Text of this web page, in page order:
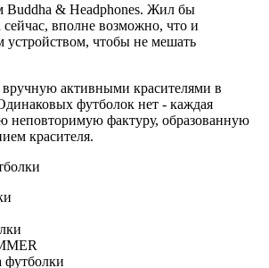
Buddha & Headphones. Жил бы
сейчас, вполне возможно, что и
устройством, чтобы не мешать
активными красителями в
футболок нет - каждая
неповторимую фактуру, образованную
красителя.
футболки